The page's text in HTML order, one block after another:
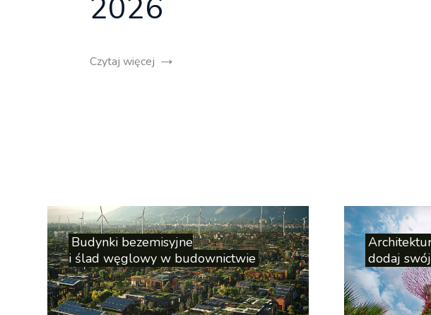
2026
Czytaj więcej →
Budynki bezemisyjne
i ślad węglowy w budownictwie
dodaj